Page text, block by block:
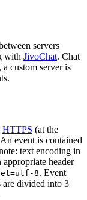
servers
with JivoChat. Chat
custom server is
HTTPS (at the
event is contained
text encoding in
appropriate header
8. Event
are divided into 3